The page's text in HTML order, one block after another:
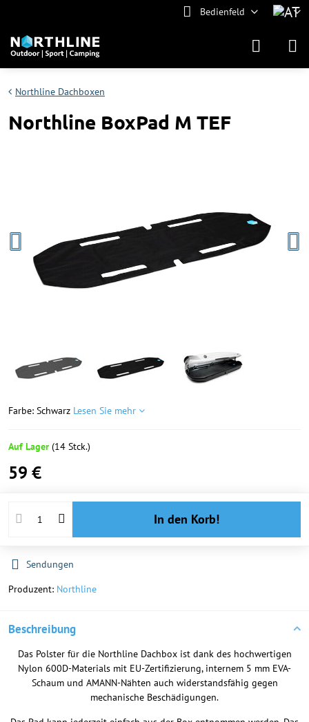
Bedienfeld
Northline Dachboxen
Northline BoxPad M TEF
Farbe: Schwarz Lesen Sie mehr
Auf Lager (14 Stck.)
59 €
In den Korb!
Sendungen
Produzent: Northline
Beschreibung
Das Polster für die Northline Dachbox ist dank des hochwertigen
Nylon 600D-Materials mit EU-Zertifizierung, internem 5 mm EVA-
Schaum und AMANN-Nähten auch widerstandsfähig gegen
mechanische Beschädigungen.